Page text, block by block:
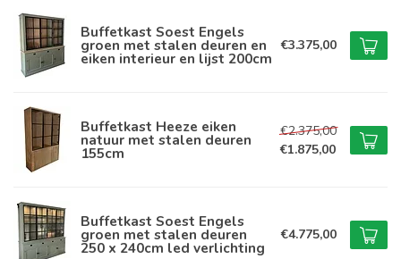
Buffetkast Soest Engels
groen met stalen deuren en
eiken interieur en lijst 200cm
€3.375,00
Buffetkast Heeze eiken
natuur met stalen deuren
155cm
€2.375,00
€1.875,00
Buffetkast Soest Engels
groen met stalen deuren
250 x 240cm led verlichting
€4.775,00